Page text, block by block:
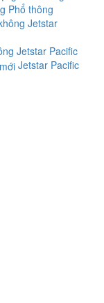
Phổ thông
Jetstar Pacific
Jetstar Pacific